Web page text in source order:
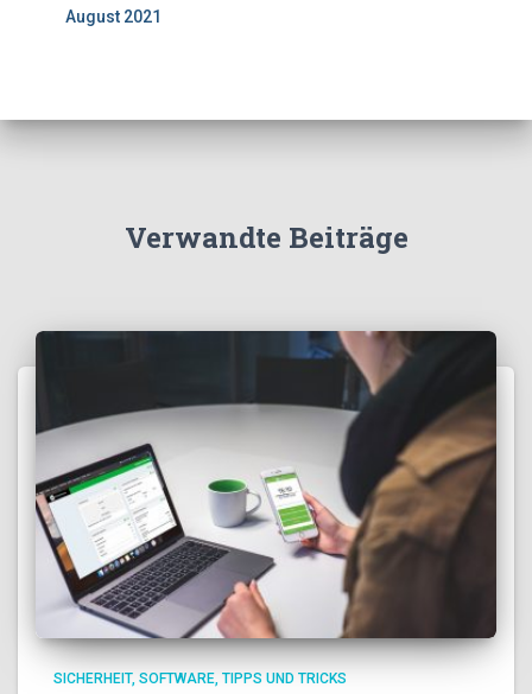
August 2021
Verwandte Beiträge
SICHERHEIT SOFTWARE TIPPS UND TRICKS